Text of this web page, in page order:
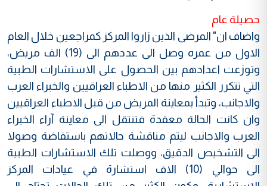
حصيلة عام
واضاف ان" المرضى الذين زاروا المركز كمراجعين خلال العام
الاول من عمره وصل الى عددهم الى (19) الف مريض،
وتوزعت اعدادهم بين الحصول على الاستشارات الطبية
التي تتكرر الكثير منها من الاطباء العراقيين والخبراء العرب
والاجانب، وتبدأ بمعاينة المريض من قبل الاطباء العراقيين
وان كانت الحالة معقدة فتنتقل الى معاينة آراء الخبراء
العرب والاجانب ليتم مناقشة حالاتهم باستفاضة وصولا
الى التشخيص الدقيق، ووصلت تلك الاستشارات الطبية
الى حوالي (10) الاف استشارة في عيادات المركز